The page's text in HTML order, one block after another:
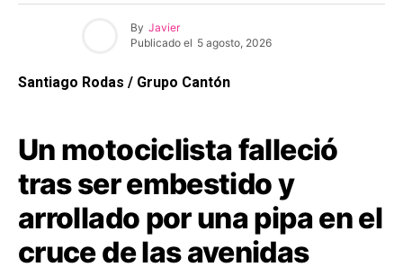
By Javier
Publicado el 5 agosto, 2026
Santiago Rodas / Grupo Cantón
Un motociclista falleció
tras ser embestido y
arrollado por una pipa en el
cruce de las avenidas